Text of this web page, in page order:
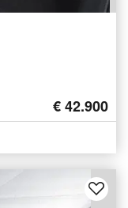
€ 42.900